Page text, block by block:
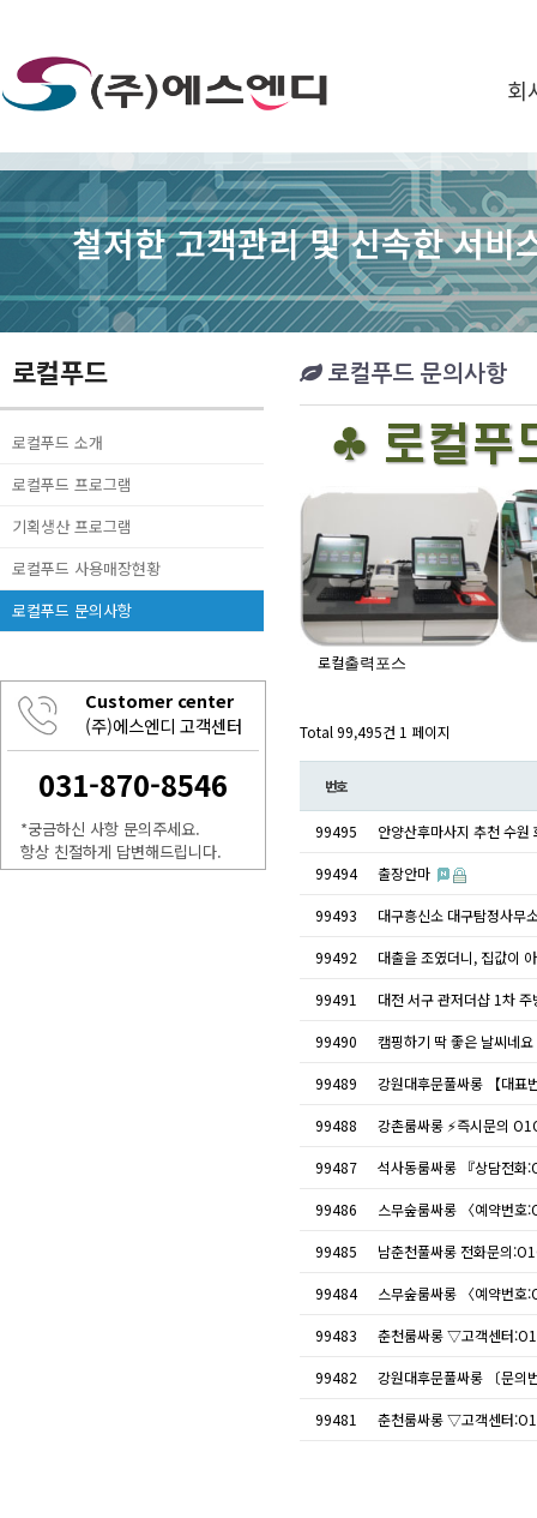
회
철저한 고객관리 및 신속한 서비
로컬푸드
로컬푸드 소개
로컬푸드 프로그램
기획생산 프로그램
로컬푸드 사용매장현황
로컬푸드 문의사항
Customer center
(주)에스엔디 고객센터
031-870-8546
*궁금하신 사항 문의주세요.
항상 친절하게 답변해드립니다.
로컬푸드 문의사항
로컬출력포스
Total 99,495건 1 페이지
번호
99495 안양산후마사지 추천 수
99494 출장안마
99493 대구흥신소 대구탐정사무
99492 대출을 조였더니, 집값이
99491 대전 서구 관저더샵 1차
99490 캠핑하기 딱 좋은 날씨네요
99489 강원대후문풀싸롱 【대
99488 강촌룸싸롱 ⚡즉시문의
99487 석사동룸싸롱 『상담전
99486 스무숲룸싸롱 〈예약번
99485 남춘천풀싸롱 전화문의
99484 스무숲룸싸롱 〈예약번
99483 춘천룸싸롱 ▽고객센터
99482 강원대후문풀싸롱 〔문
99481 춘천룸싸롱 ▽고객센터